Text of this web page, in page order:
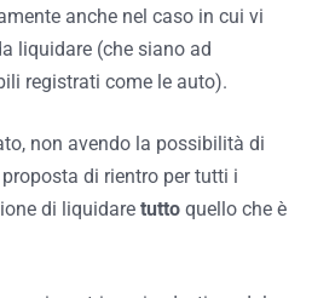
anche nel caso in cui vi
liquidare (che siano ad
registrati come le auto).
non avendo la possibilità di
di rientro per tutti i
di liquidare tutto quello che è